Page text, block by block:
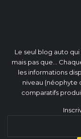
Le seul blog auto
mais pas que...
les informations
niveau (néophyte
comparatifs